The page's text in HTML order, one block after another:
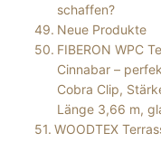
schaffen?
Neue Produkte
FIBERON WPC
Cinnabar –
Cobra Clip,
Länge 3,66 m,
WOODTEX